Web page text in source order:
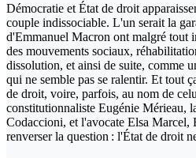
Démocratie et État de droit
couple indissociable. L'un serait la
d'Emmanuel Macron ont malgré tout
des mouvements sociaux,
dissolution, et ainsi de suite, comme
qui ne semble pas se ralentir. Et tout
de droit, voire, parfois, au nom de
constitutionnaliste Eugénie Mérieau,
Codaccioni, et l'avocate Elsa Marcel,
renverser la question : l'État de droit